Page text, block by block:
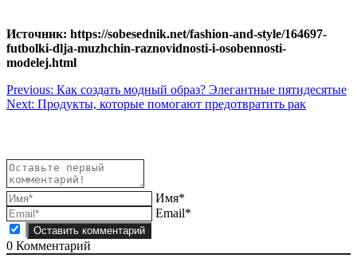
Источник: https://sobesednik.net/fashion-and-style/164697-
futbolki-dlja-muzhchin-raznovidnosti-i-osobennosti-
modelej.html
Навигация
по
Previous: Как создать модный образ? Элегантные пятидесятые
Next: Продукты, которые помогают предотвратить рак
Имя*
Email*
0 Комментарий